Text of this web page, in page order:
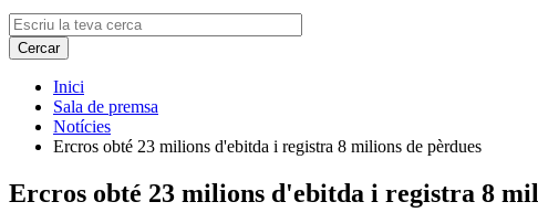
Inici
Sala de premsa
Notícies
Ercros obté 23 milions d'ebitda i registra 8 milions de pèrdues
Ercros obté 23 milions d'ebitda i registra 8